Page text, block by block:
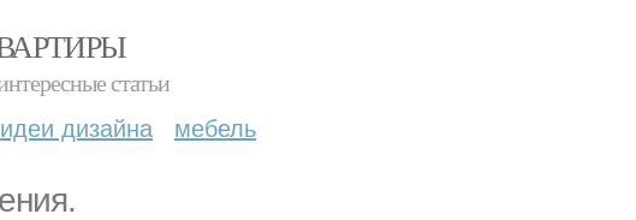
статьи
идеи дизайна мебель